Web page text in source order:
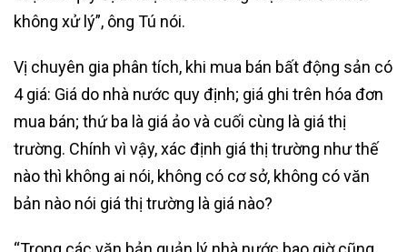
không xử lý”, ông Tú nói.
Vị chuyên gia phân tích, khi mua bán bất động sản có
4 giá: Giá do nhà nước quy định; giá ghi trên hóa đơn
mua bán; thứ ba là giá ảo và cuối cùng là giá thị
trường. Chính vì vậy, xác định giá thị trường như thế
nào thì không ai nói, không có cơ sở, không có văn
bản nào nói giá thị trường là giá nào?